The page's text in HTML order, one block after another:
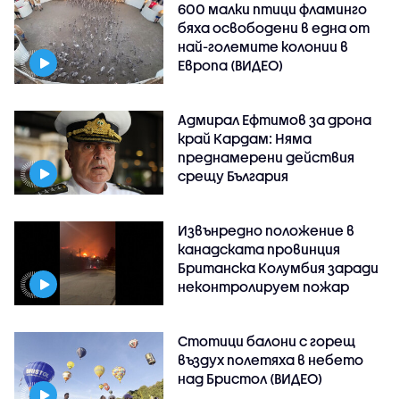
600 малки птици фламинго
бяха освободени в една от
най-големите колонии в
Европа (ВИДЕО)
Адмирал Ефтимов за дрона
край Кардам: Няма
преднамерени действия
срещу България
Извънредно положение в
канадската провинция
Британска Колумбия заради
неконтролируем пожар
Стотици балони с горещ
въздух полетяха в небето
над Бристол (ВИДЕО)